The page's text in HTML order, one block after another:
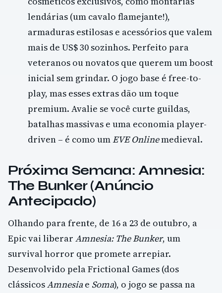
lendárias (um cavalo flamejante!),
armaduras estilosas e acessórios que valem
mais de US$ 30 sozinhos. Perfeito para
veteranos ou novatos que querem um boost
inicial sem grindar. O jogo base é free-to-
play, mas esses extras dão um toque
premium. Avalie se você curte guildas,
batalhas massivas e uma economia player-
driven – é como umEVE Onlinemedieval.
Próxima Semana: Amnesia:
The Bunker (Anúncio
Antecipado)
Olhando para frente, de 16 a 23 de outubro, a
Epic vai liberar Amnesia: The Bunker, um
survival horror que promete arrepiar.
Desenvolvido pela Frictional Games (dos
clássicosAmnesiae Soma), o jogo se passa na